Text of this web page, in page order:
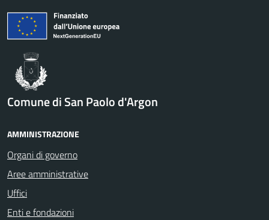
Comune di San Paolo d'Argon
AMMINISTRAZIONE
Organi di governo
Aree amministrative
Uffici
Enti e fondazioni